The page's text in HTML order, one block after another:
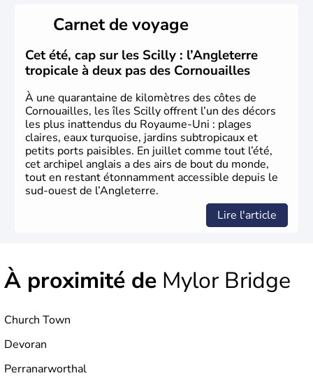
Histoire et administration
L'Angleterre est l’une des quatre nations constitutives du
Royaume-Uni. Elle est peuplée de plus de 50 millions
d’habitants, les Anglais, et constitue à elle seule, près de
84% de la population de l’ensemble. Le pays s’est créé au
Xème siècle et tient son nom desAngles
germanique installé sur ces terres. Première démocratie
parlementaire au monde, elle doit son développement à
l’essor industriel du XIXème siècle.
Carnet de voyage
Cet été, cap sur les Scilly : l’Angleterre
tropicale à deux pas des Cornouailles
À une quarantaine de kilomètres des côtes de
Cornouailles, les îles Scilly offrent l’un des décors
les plus inattendus du Royaume-Uni : plages
claires, eaux turquoise, jardins subtropicaux et
petits ports paisibles. En juillet comme tout l’été,
cet archipel anglais a des airs de bout du monde,
tout en restant étonnamment accessible depuis le
sud-ouest de l’Angleterre.
Lire l'article
À proximité de Mylor Bridge
Church Town
Devoran
Perranarworthal